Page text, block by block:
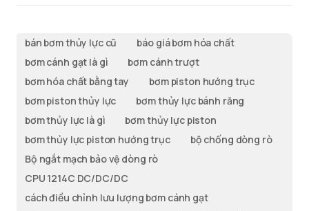
bán bơm thủy lực cũ
báo giá bơm hóa chất
bơm cánh gạt là gì
bơm cánh trượt
bơm hóa chất bằng tay
bơm piston hướng trục
bơm piston thủy lực
bơm thủy lực bánh răng
bơm thủy lực là gì
bơm thủy lực piston
bơm thủy lực piston hướng trục
bộ chống dòng rò
Bộ ngắt mạch bảo vệ dòng rò
CPU 1214C DC/DC/DC
cách điều chỉnh lưu lượng bơm cánh gạt